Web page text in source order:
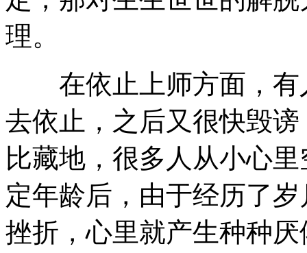
理。
在依止上师方面，有
去依止，之后又很快毁
比藏地，很多人从小心
定年龄后，由于经历了
挫折，心里就产生种种